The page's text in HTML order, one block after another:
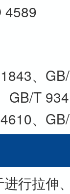
4589
、
GB/T
、
进行拉伸